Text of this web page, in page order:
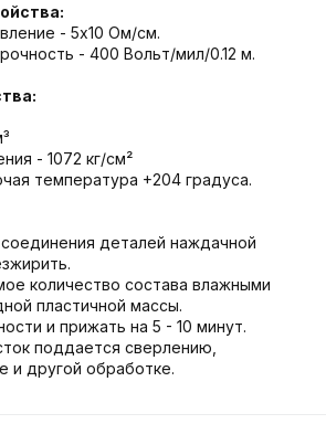
- 5х10 Ом/см.
- 400 Вольт/мил/0.12 м.
- 1072 кг/см²
температура +204 градуса.
деталей наждачной
количество состава влажными
пластичной массы.
и прижать на 5 - 10 минут.
поддается сверлению,
и другой обработке.